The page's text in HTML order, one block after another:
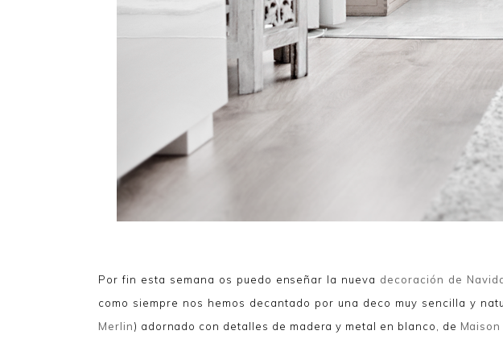
Por fin esta semana os puedo enseñar la nueva decoración de
como siempre nos hemos decantado por una deco muy sencilla y
Merlin) adornado con detalles de madera y metal en blanco, de